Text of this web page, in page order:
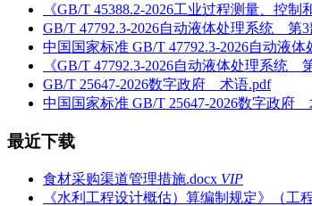
《GB/T 45388.2-2026工业过程测量、
GB/T 47792.3-2026自动液体处理系统 第
中国国家标准 GB/T 47792.3-2026自动液
《GB/T 47792.3-2026自动液体处理系统
GB/T 25647-2026数字政府 术语.pdf
中国国家标准 GB/T 25647-2026数字政府
最近下载
食材采购渠道管理措施.docx VIP
《水利工程设计概估）算编制规定》（工